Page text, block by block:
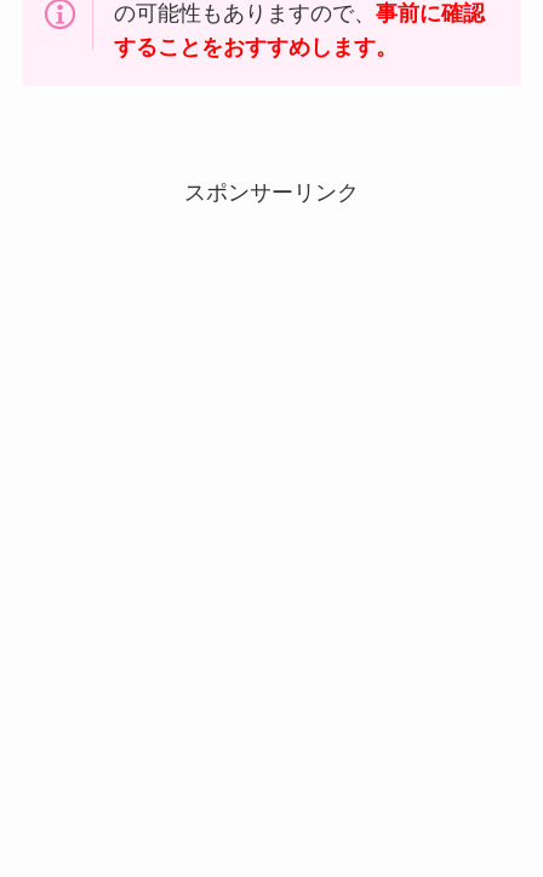
の可能性もありますので、事前に確認
することをおすすめします。
スポンサーリンク